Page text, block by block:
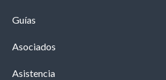
Guías
Asociados
Asistencia